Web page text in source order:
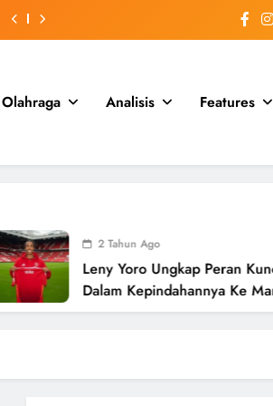
Olahraga Analisis Features
2 Tahun Ago
Leny Yoro Ungkap Peran Kunci Rio
Dalam Kepindahannya Ke
Senilai £58 Juta